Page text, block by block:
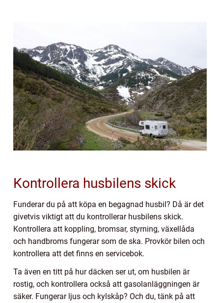
Kontrollera husbilens skick
Funderar du på att köpa en begagnad husbil? Då är det
givetvis viktigt att du kontrollerar husbilens skick.
Kontrollera att koppling, bromsar, styrning, växellåda
och handbroms fungerar som de ska. Provkör bilen och
kontrollera att det finns en servicebok.
Ta även en titt på hur däcken ser ut, om husbilen är
rostig, och kontrollera också att gasolanläggningen är
säker. Fungerar ljus och kylskåp? Och du, tänk på att